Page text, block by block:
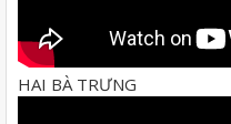
HAI BÀ TRƯNG